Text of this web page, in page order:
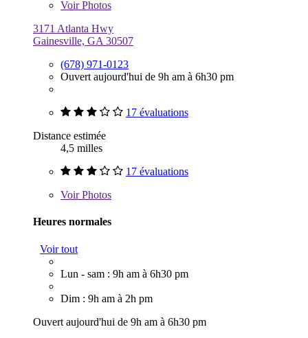
VoirPhotos
3171 Atlanta Hwy
Gainesville, GA 30507
(678) 971-0123
Ouvert aujourd'hui de 9h am à 6h30 pm
17 évaluations
Distance estimée
4,5 milles
17 évaluations
VoirPhotos
Heures normales
Voir tout
Lun - sam : 9h am à 6h30 pm
Dim : 9h am à 2h pm
Ouvert aujourd'hui de 9h am à 6h30 pm